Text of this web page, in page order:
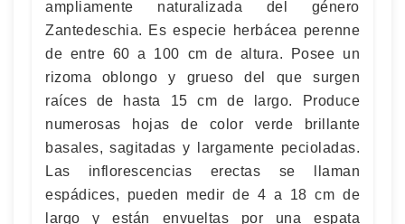
ampliamente naturalizada del género
Zantedeschia. Es especie herbácea perenne
de entre 60 a 100 cm de altura. Posee un
rizoma oblongo y grueso del que surgen
raíces de hasta 15 cm de largo. Produce
numerosas hojas de color verde brillante
basales, sagitadas y largamente pecioladas.
Las inflorescencias erectas se llaman
espádices, pueden medir de 4 a 18 cm de
largo y están envueltas por una espata